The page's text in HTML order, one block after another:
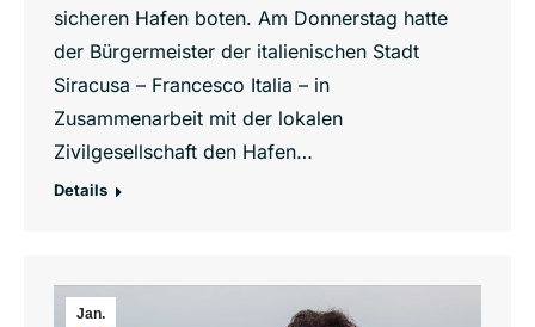
sicheren Hafen boten. Am Donnerstag hatte
der Bürgermeister der italienischen Stadt
Siracusa – Francesco Italia – in
Zusammenarbeit mit der lokalen
Zivilgesellschaft den Hafen…
Details
Jan.